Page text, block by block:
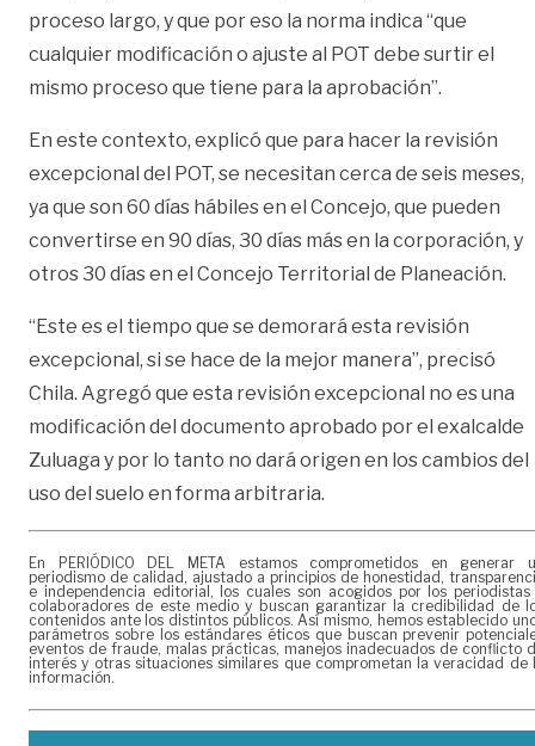
proceso largo, y que por eso la norma indica “que
cualquier modificación o ajuste al POT debe surtir el
mismo proceso que tiene para la aprobación”.
En este contexto, explicó que para hacer la revisión
excepcional del POT, se necesitan cerca de seis meses,
ya que son 60 días hábiles en el Concejo, que pueden
convertirse en 90 días, 30 días más en la corporación, y
otros 30 días en el Concejo Territorial de Planeación.
“Este es el tiempo que se demorará esta revisión
excepcional, si se hace de la mejor manera”, precisó
Chila. Agregó que esta revisión excepcional no es una
modificación del documento aprobado por el exalcalde
Zuluaga y por lo tanto no dará origen en los cambios del
uso del suelo en forma arbitraria.
En PERIÓDICO DEL META estamos comprometidos en generar
periodismo de calidad, ajustado a principios de honestidad,
e independencia editorial, los cuales son acogidos por los periodistas
colaboradores de este medio y buscan garantizar la credibilidad de
contenidos ante los distintos públicos. Así mismo, hemos establecido
parámetros sobre los estándares éticos que buscan prevenir
eventos de fraude, malas prácticas, manejos inadecuados de conflicto
interés y otras situaciones similares que comprometan la veracidad de
información.